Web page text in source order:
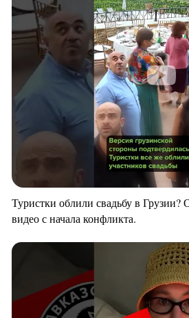
Туристки облили свадьбу в Грузии?
видео с начала конфликта.